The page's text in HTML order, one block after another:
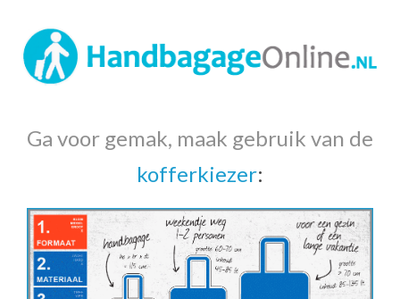
Ga voor gemak, maak gebruik van de
kofferkiezer: